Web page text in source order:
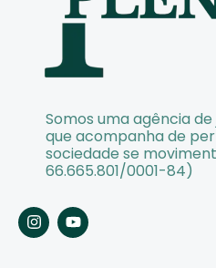
Somos uma agência
que acompanha de
sociedade se
66.665.801/0001-84)